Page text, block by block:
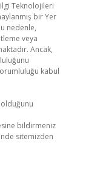
Teknolojileri
bir Yer
nedenle,
veya
Ancak,
kabul
olduğunu
bildirmeniz
sitemizden